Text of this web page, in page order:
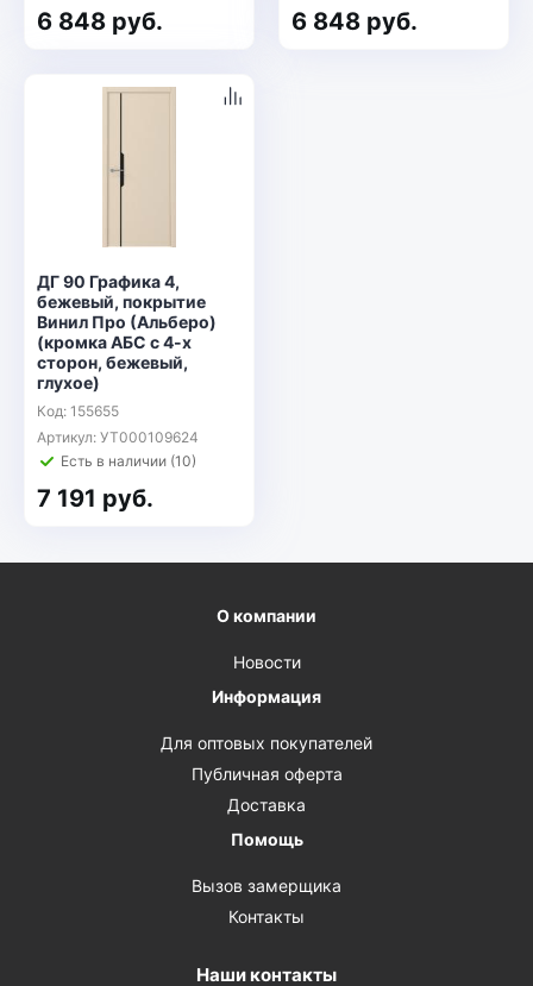
6 848 руб. 6 848 руб.
ДГ 90 Графика 4,
бежевый, покрытие
Винил Про (Альберо)
(кромка АБС с 4-х
сторон, бежевый,
глухое)
Код: 155655
Артикул: УТ000109624
Есть в наличии (10)
7 191 руб.
О компании
Новости
Информация
Для оптовых покупателей
Публичная оферта
Доставка
Помощь
Вызов замерщика
Контакты
Наши контакты